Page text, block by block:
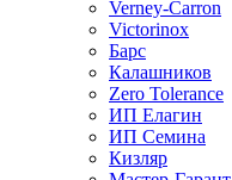
Verney-Carron
Victorinox
Барс
Калашников
Zero Tolerance
ИП Елагин
ИП Семина
Кизляр